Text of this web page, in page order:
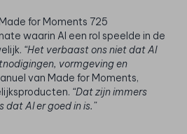
for Moments 725
waarin AI een rol speelde in de
“Het verbaast ons niet dat AI
vormgeving en
van Made for Moments,
“Dat zijn immers
AI er goed in is.”